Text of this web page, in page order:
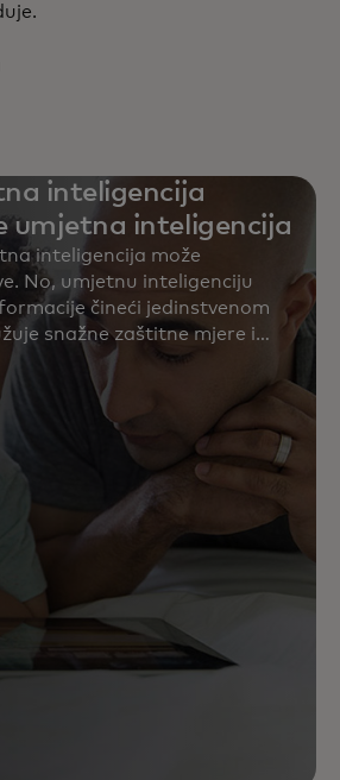
in a new tab
inteligencija
umjetna inteligencija
inteligencija može
No, umjetnu inteligenciju
čineći jedinstvenom
snažne zaštitne mjere i
naše najnovije rasprave o
new tab